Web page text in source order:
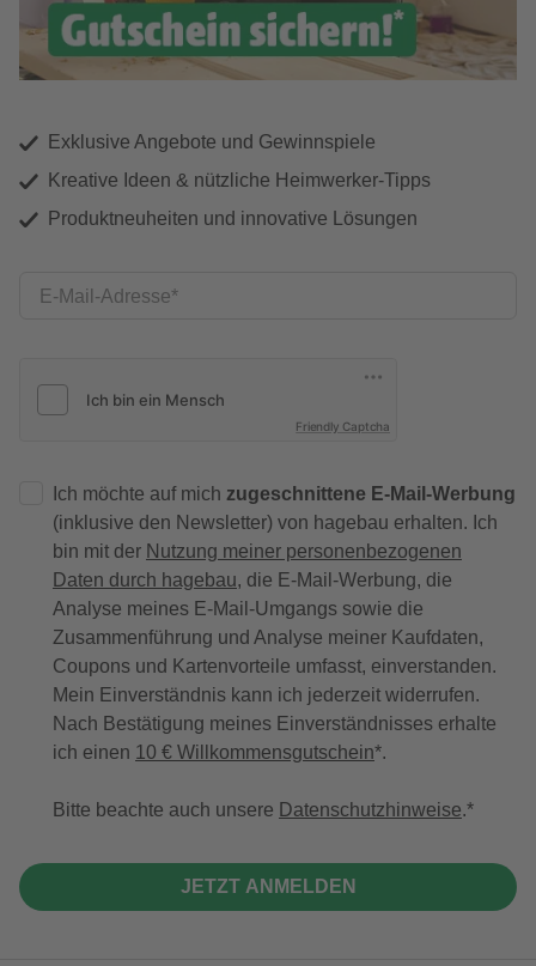
Exklusive Angebote und Gewinnspiele
Kreative Ideen & nützliche Heimwerker-Tipps
Produktneuheiten und innovative Lösungen
E-Mail-Adresse
Friendly Captcha
Ich möchte auf mich zugeschnittene E-Mail-Werbung
(inklusive den Newsletter) von hagebau erhalten. Ich
bin mit der Nutzung meiner personenbezogenen
Daten durch hagebau, die E-Mail-Werbung, die
Analyse meines E-Mail-Umgangs sowie die
Zusammenführung und Analyse meiner Kaufdaten,
Coupons und Kartenvorteile umfasst, einverstanden.
Mein Einverständnis kann ich jederzeit widerrufen.
Nach Bestätigung meines Einverständnisses erhalte
ich einen 10 € Willkommensgutschein*.
Bitte beachte auch unsere Datenschutzhinweise.
JETZT ANMELDEN